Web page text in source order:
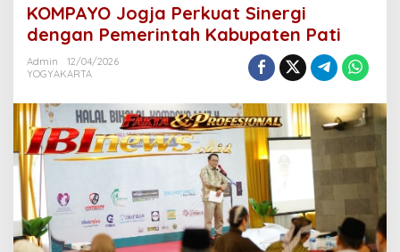
Perkuat
Sinergi
dengan
KOMPAYO Jogja Perkuat Sinergi
dengan Pemerintah Kabupaten Pati
Admin
12/04/2026
YOGYAKARTA